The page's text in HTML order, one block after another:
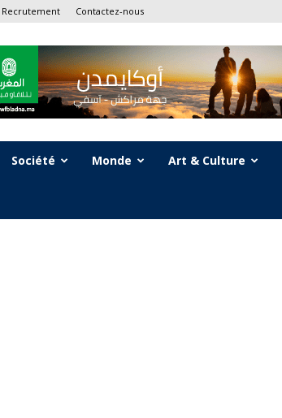
Recrutement Contactez-nous
Société Monde Art & Culture